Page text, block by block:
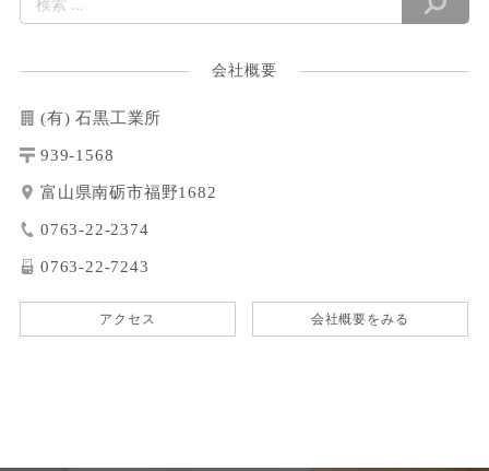
会社概要
(有) 石黒工業所
939-1568
富山県南砺市福野1682
0763-22-2374
0763-22-7243
アクセス 会社概要をみる